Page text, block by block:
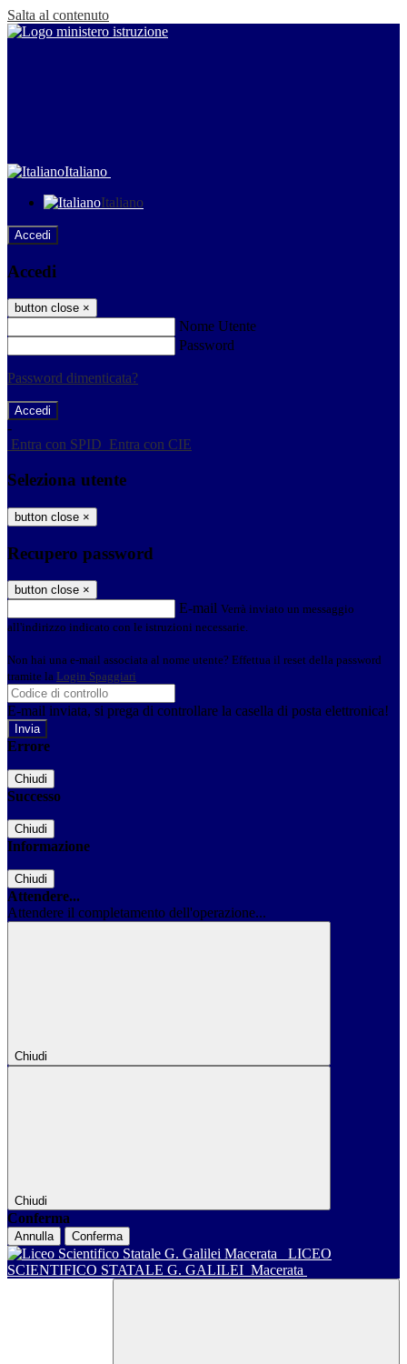
Salta al contenuto
Italiano
Italiano
Accedi
Accedi
button close ×
Nome Utente
Password
Password dimenticata?
-
Entra con SPID Entra con CIE
Seleziona utente
button close ×
Recupero password
button close ×
E-mail Verrà inviato un messaggio
all'indirizzo indicato con le istruzioni necessarie.
Non hai una e-mail associata al nome utente? Effettua il reset della password
tramite la Login Spaggiari
E-mail inviata, si prega di controllare la casella di posta elettronica!
Errore
Chiudi
Successo
Chiudi
Informazione
Chiudi
Attendere...
Attendere il completamento dell'operazione...
Chiudi
Chiudi
Conferma
Annulla Conferma
LICEO
SCIENTIFICO STATALE G. GALILEI Macerata